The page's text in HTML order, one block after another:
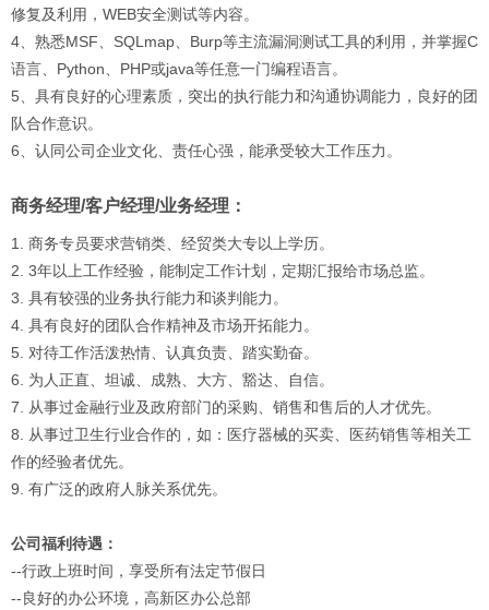
修复及利用，WEB安全测试等内容。
4、熟悉MSF、SQLmap、Burp等主流漏洞测试工具的利用，并掌握C
语言、Python、PHP或java等任意一门编程语言。
5、具有良好的心理素质，突出的执行能力和沟通协调能力，良好的团
队合作意识。
6、认同公司企业文化、责任心强，能承受较大工作压力。
商务经理/客户经理/业务经理：
1. 商务专员要求营销类、经贸类大专以上学历。
2. 3年以上工作经验，能制定工作计划，定期汇报给市场总监。
3. 具有较强的业务执行能力和谈判能力。
4. 具有良好的团队合作精神及市场开拓能力。
5. 对待工作活泼热情、认真负责、踏实勤奋。
6. 为人正直、坦诚、成熟、大方、豁达、自信。
7. 从事过金融行业及政府部门的采购、销售和售后的人才优先。
8. 从事过卫生行业合作的，如：医疗器械的买卖、医药销售等相关工
作的经验者优先。
9. 有广泛的政府人脉关系优先。
公司福利待遇：
--行政上班时间，享受所有法定节假日
--良好的办公环境，高新区办公总部